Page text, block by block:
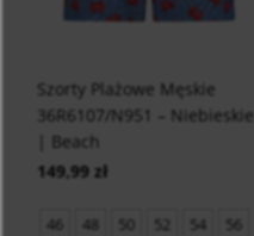
Szorty Plażowe Męskie
36R6107/N951 – Niebieskie
| Beach
149,99 zł
46 48 50 52 54 56